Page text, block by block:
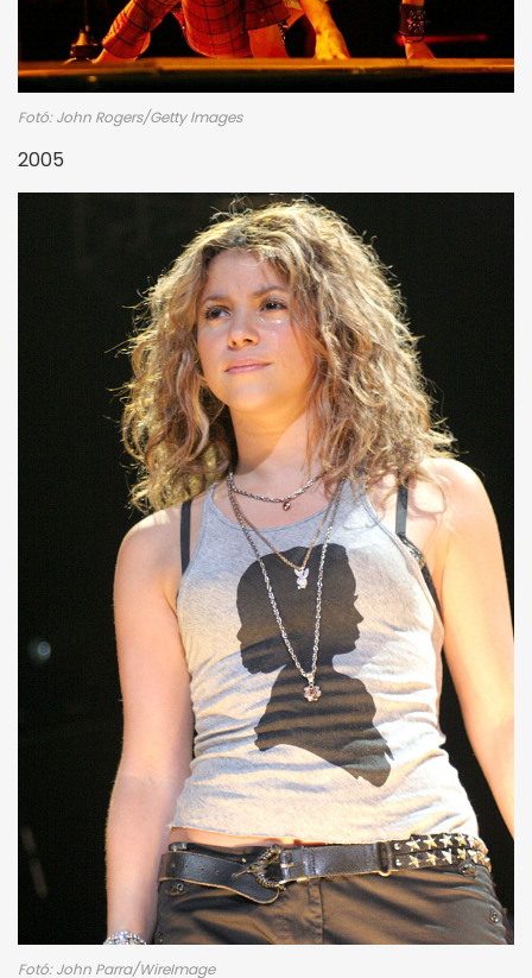
Fotó: John Rogers/Getty Images
2005
Fotó: John Parra/WireImage